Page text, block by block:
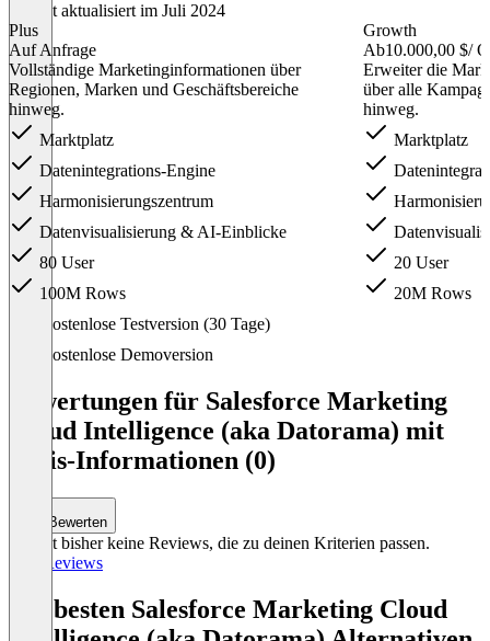
Zuletzt aktualisiert im Juli 2024
Plus
Auf Anfrage
Vollständige Marketinginformationen über
Regionen, Marken und Geschäftsbereiche
hinweg.
Marktplatz
Datenintegrations-Engine
Harmonisierungszentrum
Datenvisualisierung & AI-Einblicke
80 User
100M Rows
Growth
Ab10.000,00 $/
Erweiter die
über alle
hinweg.
Marktplatz
20 User
20M Rows
Kostenlose Testversion (30 Tage)
Kostenlose Demoversion
Bewertungen für Salesforce Marketing
Cloud Intelligence (aka Datorama) mit
Preis-Informationen (0)
Bewerten
Es gibt bisher keine Reviews, die zu deinen Kriterien passen.
Alle Reviews
Die besten Salesforce Marketing Cloud